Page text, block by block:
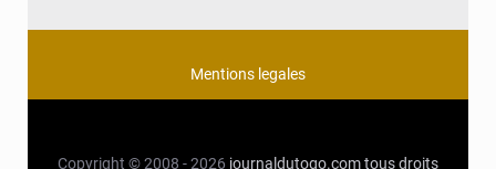
Mentions legales
Copyright © 2008 - 2026 journaldutogo.comtous droits